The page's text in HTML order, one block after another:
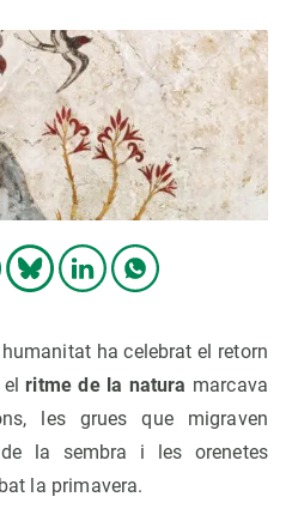
ha celebrat el retorn
elritme de la natura marcava
les grues que migraven
la sembra i les orenetes
la primavera.